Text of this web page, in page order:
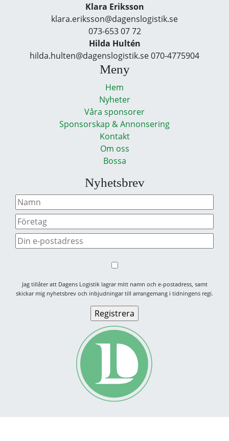
Klara Eriksson
klara.eriksson@dagenslogistik.se
073-653 07 72
Hilda Hultén
hilda.hulten@dagenslogistik.se 070-4775904
Meny
Hem
Nyheter
Våra sponsorer
Sponsorskap & Annonsering
Kontakt
Om oss
Bossa
Nyhetsbrev
Jag tillåter att Dagens Logistik lagrar mitt namn och e-postadress, samt
skickar mig nyhetsbrev och inbjudningar till arrangemang i tidningens regi.